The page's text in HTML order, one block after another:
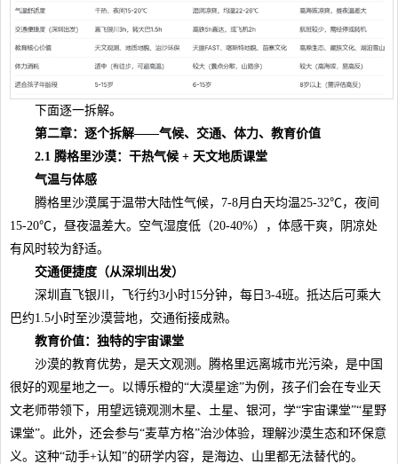
下面逐一拆解。
第二章：逐个拆解——气候、交通、体力、教育价值
2.1 腾格里沙漠：干热气候 + 天文地质课堂
气温与体感
腾格里沙漠属于温带大陆性气候，7-8月白天均温25-32℃，夜间
15-20℃，昼夜温差大。空气湿度低（20-40%），体感干爽，阴凉处
有风时较为舒适。
交通便捷度（从深圳出发）
深圳直飞银川，飞行约3小时15分钟，每日3-4班。抵达后可乘大
巴约1.5小时至沙漠营地，交通衔接成熟。
教育价值：独特的宇宙课堂
沙漠的教育优势，是天文观测。腾格里远离城市光污染，是中国
很好的观星地之一。以博乐橙的“大漠星途”为例，孩子们会在专业天
文老师带领下，用望远镜观测木星、土星、银河，学“宇宙课堂”“星野
课堂”。此外，还会参与“麦草方格”治沙体验，理解沙漠生态和环保意
义。这种“动手+认知”的研学内容，是海边、山里都无法替代的。